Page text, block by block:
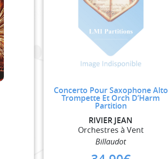
Concerto Pour Saxophone Alto
Trompette Et Orch D’Harm
Partition
RIVIER JEAN
Orchestres à Vent
Billaudot